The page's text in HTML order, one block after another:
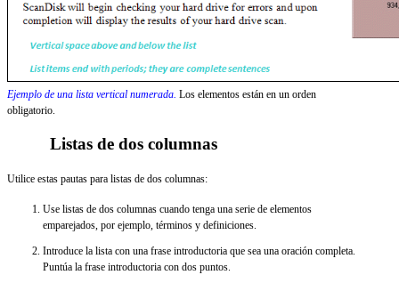
Ejemplo de una lista vertical numerada. Los elementos están en un orden
obligatorio.
Listas de dos columnas
Utilice estas pautas para listas de dos columnas:
Use listas de dos columnas cuando tenga una serie de elementos
emparejados, por ejemplo, términos y definiciones.
Introduce la lista con una frase introductoria que sea una oración completa.
Puntúa la frase introductoria con dos puntos.